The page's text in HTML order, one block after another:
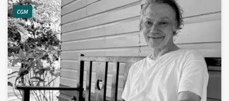
CGM